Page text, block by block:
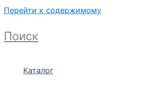
Перейти к содержимому
Поиск
Каталог